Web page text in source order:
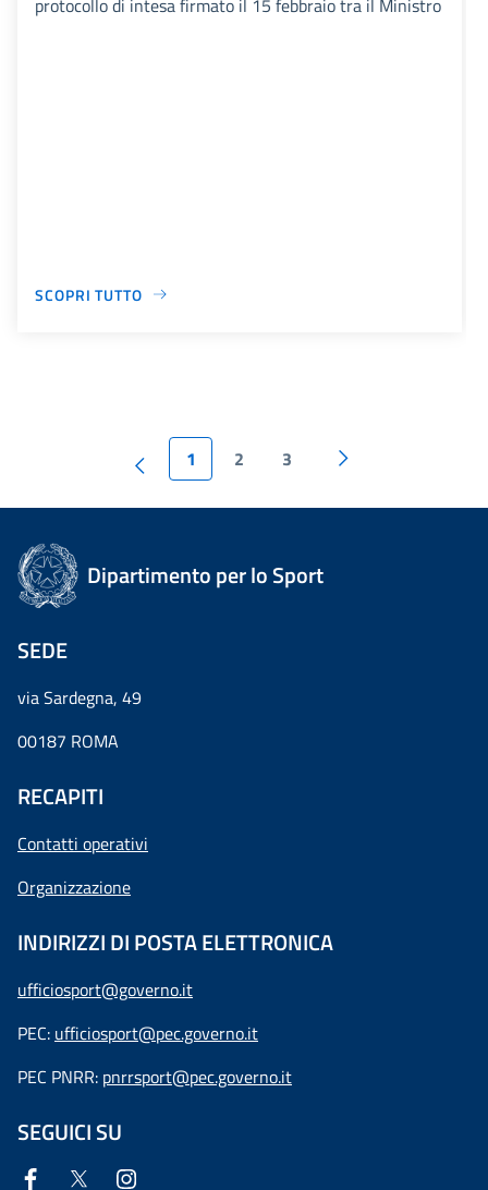
SCOPRI TUTTO
1 2 3
Dipartimento per lo Sport
SEDE
via Sardegna, 49
00187 ROMA
RECAPITI
Contatti operativi
Organizzazione
INDIRIZZI DI POSTA ELETTRONICA
ufficiosport@governo.it
PEC: ufficiosport@pec.governo.it
PEC PNRR: pnrrsport@pec.governo.it
SEGUICI SU